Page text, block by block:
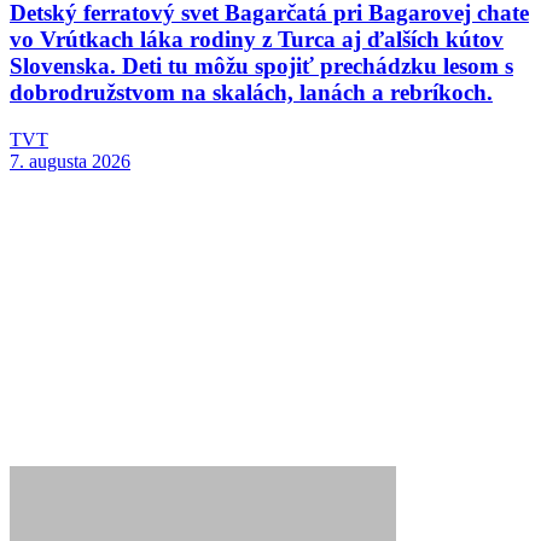
Detský ferratový svet Bagarčatá pri Bagarovej chate
vo Vrútkach láka rodiny z Turca aj ďalších kútov
Slovenska. Deti tu môžu spojiť prechádzku lesom s
dobrodružstvom na skalách, lanách a rebríkoch.
TVT
7. augusta 2026